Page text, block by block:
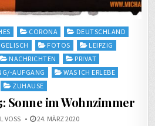
CORONA
DEUTSCHLAND
FOTOS
LEIPZIG
NACHRICHTEN
PRIVAT
AUFGANG
WAS ICH ERLEBE
ZUHAUSE
Sonne im Wohnzimmer
VOSS 24. MÄRZ 2020